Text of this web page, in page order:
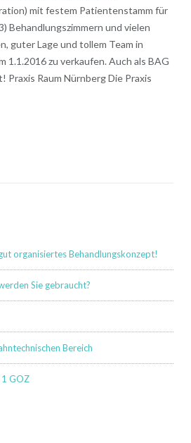
mit festem Patientenstamm für
Behandlungszimmern und vielen
guter Lage und tollem Team in
1.1.2016 zu verkaufen. Auch als BAG
Praxis Raum Nürnberg Die Praxis
organisiertes Behandlungskonzept!
Sie gebraucht?
Bereich
GOZ